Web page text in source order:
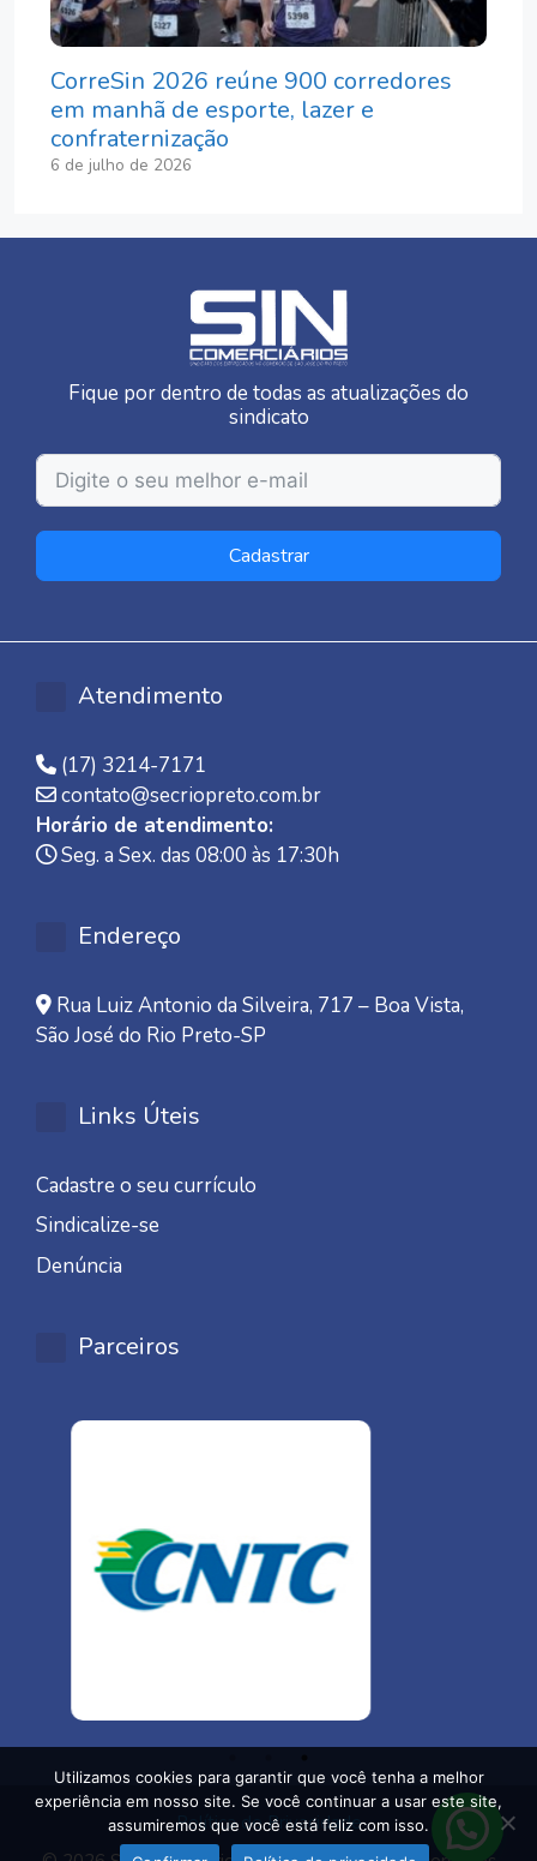
CorreSin 2026 reúne 900 corredores
em manhã de esporte, lazer e
confraternização
6 de julho de 2026
Fique por dentro de todas as atualizações do
sindicato
Cadastrar
Atendimento
(17) 3214-7171
contato@secriopreto.com.br
Horário de atendimento:
Seg. a Sex. das 08:00 às 17:30h
Endereço
Rua Luiz Antonio da Silveira, 717 – Boa Vista,
São José do Rio Preto-SP
Links Úteis
Cadastre o seu currículo
Sindicalize-se
Denúncia
Parceiros
Política de Privacidade
Utilizamos cookies para garantir que você tenha a melhor
experiência em nosso site. Se você continuar a usar este site,
assumiremos que você está feliz com isso.